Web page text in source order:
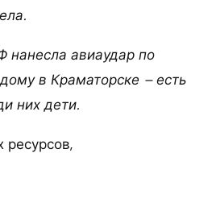
нанесла авиаудар по
в Краматорске – есть
них дети.